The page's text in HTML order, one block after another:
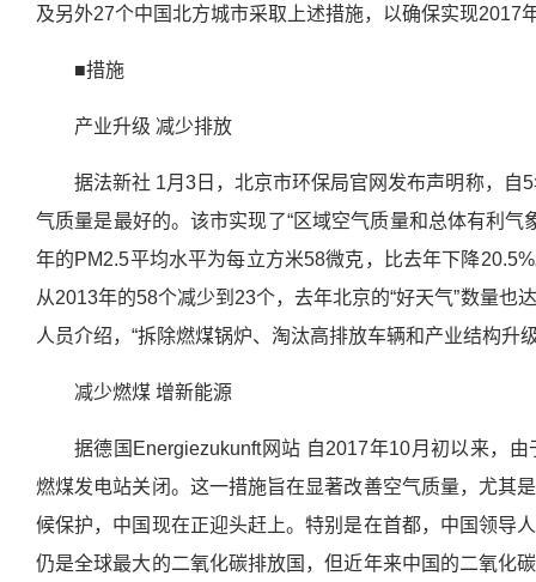
及另外27个中国北方城市采取上述措施，以确保实现2017
■措施
产业升级 减少排放
据法新社 1月3日，北京市环保局官网发布声明称，自
气质量是最好的。该市实现了“区域空气质量和总体有利
年的PM2.5平均水平为每立方米58微克，比去年下降
从2013年的58个减少到23个，去年北京的“好天气”数量也
人员介绍，“拆除燃煤锅炉、淘汰高排放车辆和产业结构升
减少燃煤 增新能源
据德国Energiezukunft网站 自2017年10月初以来，
燃煤发电站关闭。这一措施旨在显著改善空气质量，尤其
候保护，中国现在正迎头赶上。特别是在首都，中国领导
仍是全球最大的二氧化碳排放国，但近年来中国的二氧化